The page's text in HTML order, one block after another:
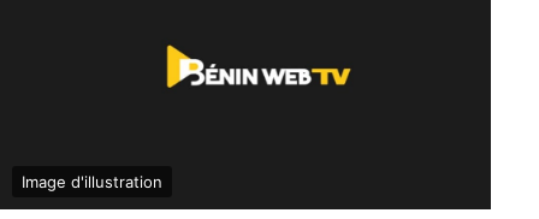
Image d'illustration